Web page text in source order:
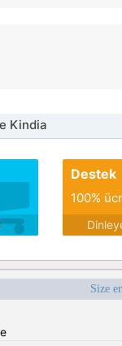
Kindia
Destek
100%
Size